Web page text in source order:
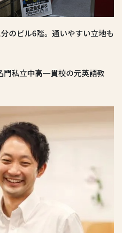
のビル6階。通いやすい立地も
門私立中高一貫校の元英語教